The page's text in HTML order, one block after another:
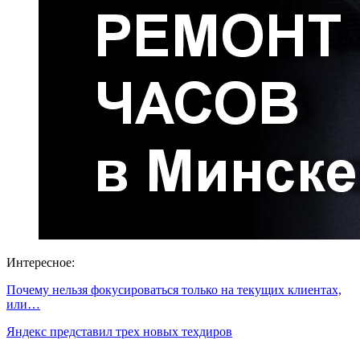
Интересное:
Почему нельзя фокусироваться только на текущих клиентах,
или…
Яндекс представил трех новых техдиров